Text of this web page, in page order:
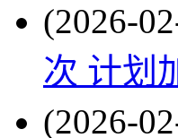
(2026-
次 计划
(2026-